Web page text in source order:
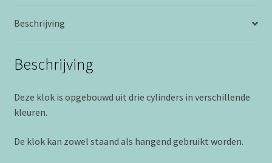
Beschrijving
Beschrijving
Deze klok is opgebouwd uit drie cylinders in verschillende
kleuren.
De klok kan zowel staand als hangend gebruikt worden.